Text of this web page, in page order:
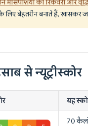
मांसपेशियों की रिकवरी और
बेहतरीन बनाते हैं, खासकर
से न्यूट्रीस्कोर
यह
70